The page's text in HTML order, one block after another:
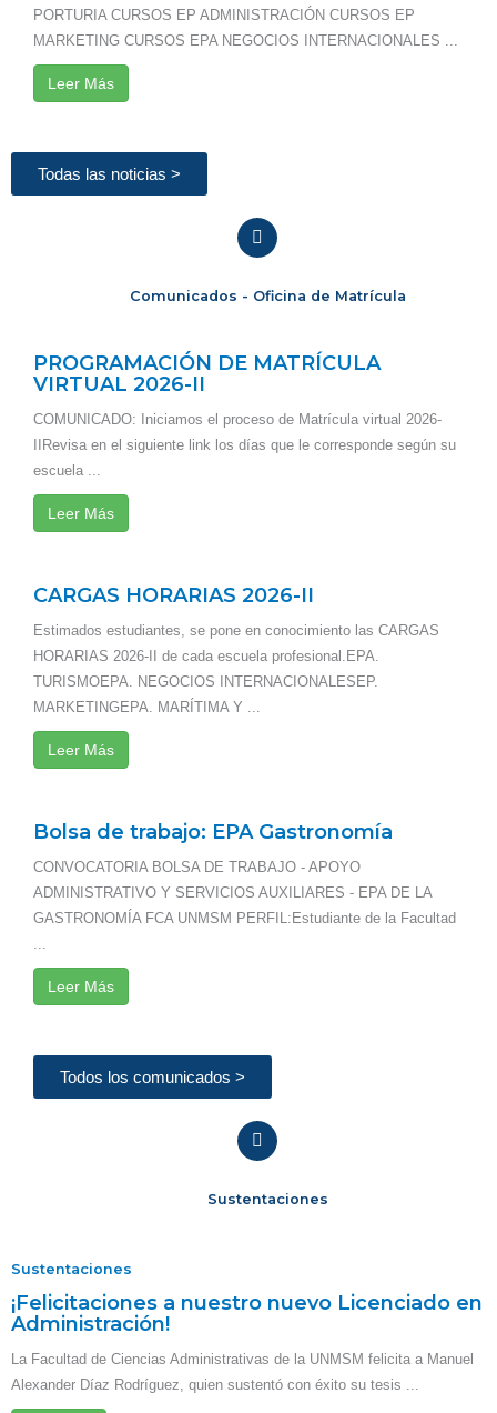
PORTURIA CURSOS EP ADMINISTRACIÓN CURSOS EP
MARKETING CURSOS EPA NEGOCIOS INTERNACIONALES ...
Leer Más
Todas las noticias >
Comunicados - Oficina de Matrícula
PROGRAMACIÓN DE MATRÍCULA
VIRTUAL 2026-II
COMUNICADO: Iniciamos el proceso de Matrícula virtual 2026-
IIRevisa en el siguiente link los días que le corresponde según su
escuela ...
Leer Más
CARGAS HORARIAS 2026-II
Estimados estudiantes, se pone en conocimiento las CARGAS
HORARIAS 2026-II de cada escuela profesional.EPA.
TURISMOEPA. NEGOCIOS INTERNACIONALESEP.
MARKETINGEPA. MARÍTIMA Y ...
Leer Más
Bolsa de trabajo: EPA Gastronomía
CONVOCATORIA BOLSA DE TRABAJO - APOYO
ADMINISTRATIVO Y SERVICIOS AUXILIARES - EPA DE LA
GASTRONOMÍA FCA UNMSM PERFIL:Estudiante de la Facultad
...
Leer Más
Todos los comunicados >
Sustentaciones
Sustentaciones
¡Felicitaciones a nuestro nuevo Licenciado en
Administración!
La Facultad de Ciencias Administrativas de la UNMSM felicita a Manuel
Alexander Díaz Rodríguez, quien sustentó con éxito su tesis ...